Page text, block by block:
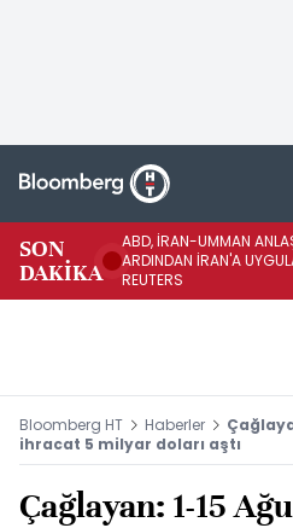
SON
DAKİKA
ABD, İRAN-UMMAN
ARDINDAN İRAN'A
REUTERS
Bloomberg HT Haberler
ihracat 5 milyar doları aştı
Çağlayan: 1-15